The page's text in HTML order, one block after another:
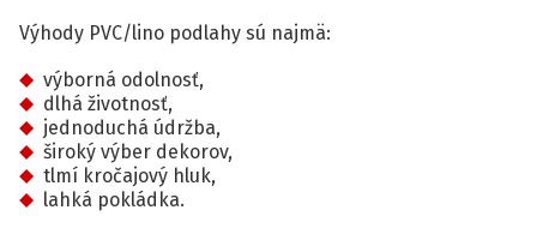
Výhody PVC/lino podlahy sú najmä:
výborná odolnosť,
dlhá životnosť,
jednoduchá údržba,
široký výber dekorov,
tlmí kročajový hluk,
lahká pokládka.